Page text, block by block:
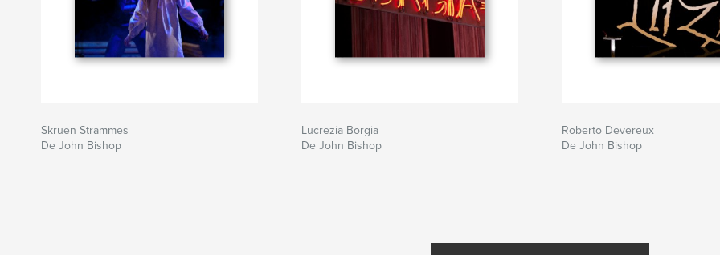
Skruen Strammes
De John Bishop
Lucrezia Borgia
De John Bishop
Roberto Devereux
De John Bishop